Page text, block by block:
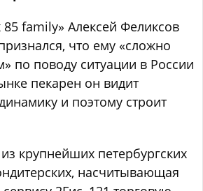
family» Алексей Феликсов
что ему «сложно
по поводу ситуации в России
пекарен он видит
и поэтому строит
крупнейших петербургских
насчитывающая